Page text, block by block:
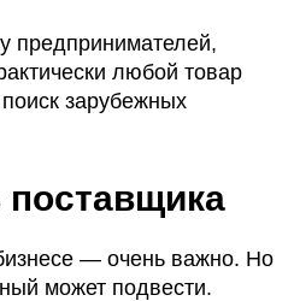
предпринимателей,
любой товар
зарубежных
— очень важно. Но
может подвести.